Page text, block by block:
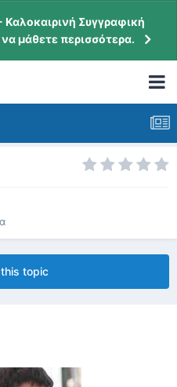
Καλοκαιρινή Συγγραφική
μάθετε περισσότερα.
topic